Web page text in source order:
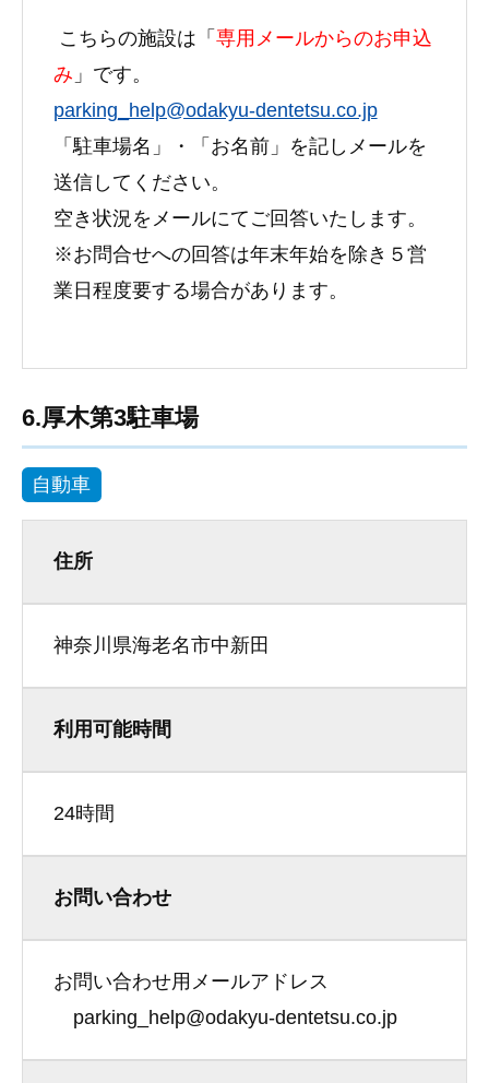
こちらの施設は「 専用メールからのお申込
み 」です。
parking_help@odakyu-dentetsu.co.jp
「駐車場名」・「お名前」を記しメールを
送信してください。
空き状況をメールにてご回答いたします。
※お問合せへの回答は年末年始を除き５営
業日程度要する場合があります。
6.厚木第3駐車場
自動車
住所
神奈川県海老名市中新田
利用可能時間
24時間
お問い合わせ
お問い合わせ用メールアドレス
parking_help@odakyu-dentetsu.co.jp